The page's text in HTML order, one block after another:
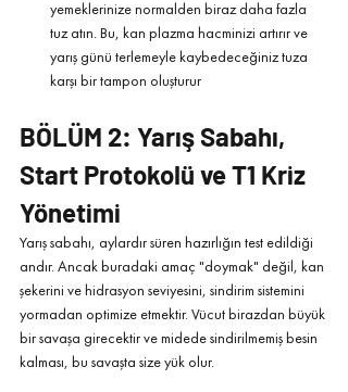
yemeklerinize normalden biraz daha fazla
tuz atın. Bu, kan plazma hacminizi artırır ve
yarış günü terlemeyle kaybedeceğiniz tuza
karşı bir tampon oluşturur
BÖLÜM 2: Yarış Sabahı,
Start Protokolü ve T1 Kriz
Yönetimi
Yarış sabahı, aylardır süren hazırlığın test edildiği
andır. Ancak buradaki amaç "doymak" değil, kan
şekerini ve hidrasyon seviyesini, sindirim sistemini
yormadan optimize etmektir. Vücut birazdan büyük
bir savaşa girecektir ve midede sindirilmemiş besin
kalması, bu savaşta size yük olur.